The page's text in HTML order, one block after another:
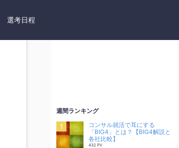
選考日程
週間ランキング
コンサル就活で耳にする
「BIG4」とは？【BIG4解説と
各社比較】
432 PV